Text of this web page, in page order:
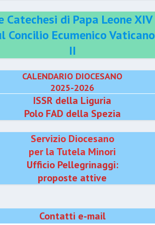
Catechesi di Papa Leone XIV
Concilio Ecumenico Vaticano
II
CALENDARIO DIOCESANO
2025-2026
ISSR della Liguria
Polo FAD della Spezia
Servizio Diocesano
per la Tutela Minori
Ufficio Pellegrinaggi:
proposte attive
Contatti e-mail